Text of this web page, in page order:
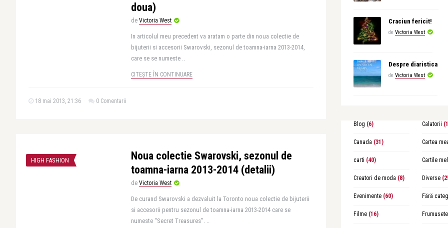
doua)
de Victoria West
In articolul meu precedent va aratam o parte din noua colectie de
bijuterii si accesorii Swarovski, sezonul de toamna-iarna 2013-2014,
care se se numeste ..
CITEȘTE ÎN CONTINUARE
18 mai 2013, 21:36 0 Comentarii
HIGH FASHION
Noua colectie Swarovski, sezonul de
toamna-iarna 2013-2014 (detalii)
de Victoria West
De curand Swarovski a dezvaluit la Toronto noua colectie de bijuterii
si accesorii pentru sezonul de toamna-iarna 2013-2014 care se
numeste “Secret Treasures”. ..
Craciun fericit!
de Victoria West
Despre diaristica
de Victoria West
Blog (6) Calatorii
Canada (31) Cartea
carti (40) Cartile
Creatori de moda (8) Diverse
Evenimente (60) Fără
Filme (16) Frumusete